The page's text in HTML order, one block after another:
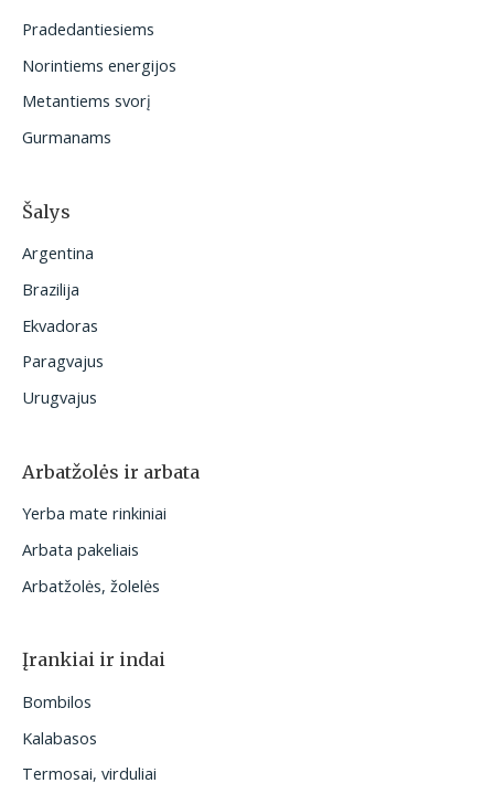
:
Pradedantiesiems
Norintiems energijos
Metantiems svorį
Gurmanams
Šalys
Argentina
Brazilija
Ekvadoras
Paragvajus
Urugvajus
Arbatžolės ir arbata
Yerba mate rinkiniai
Arbata pakeliais
Arbatžolės, žolelės
Įrankiai ir indai
Bombilos
Kalabasos
Termosai, virduliai